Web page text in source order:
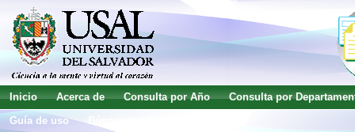
Inicio Acerca de Consulta por Año
Consulta por
Guía de uso